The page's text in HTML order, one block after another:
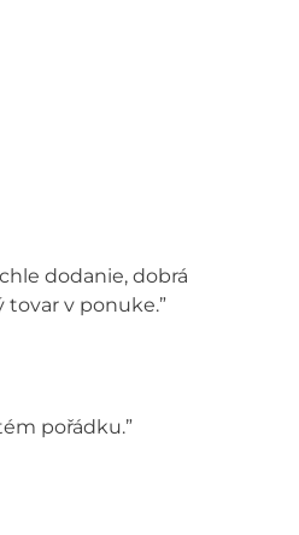
dodanie, dobrá
tovar v ponuke.”
pořádku.”